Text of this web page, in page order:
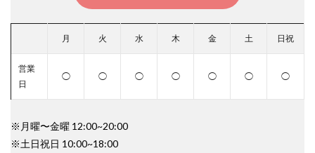
月 火 水 木 金 土 日祝
営業
日
◯ ◯ ◯ ◯ ◯ ◯ ◯
※月曜〜金曜 12:00~20:00
※土日祝日 10:00~18:00